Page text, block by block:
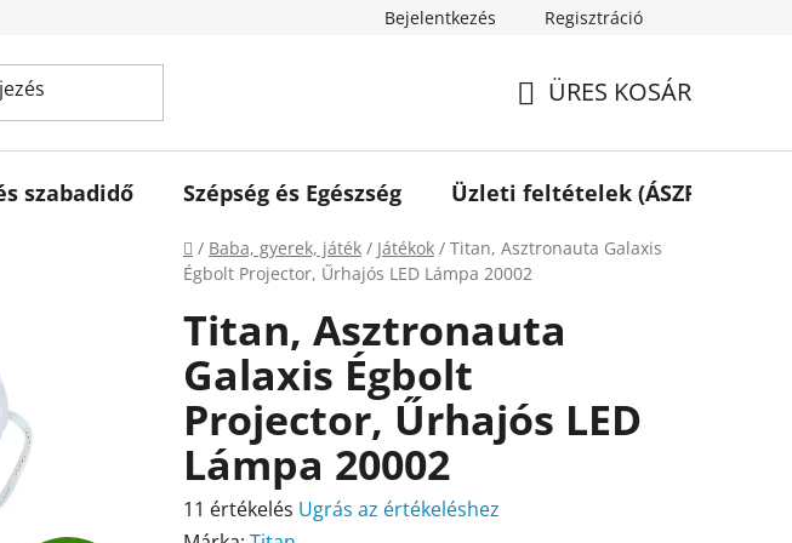
értékelése Bejelentkezés Regisztráció
ÜRES KOSÁR
szabadidő Szépség és Egészség Üzleti feltételek (ÁSZF)
Kezdőlap
/ Baba, gyerek, játék / Játékok / Titan, Asztronauta Galaxis
Égbolt Projector, Űrhajós LED Lámpa 20002
Titan, Asztronauta
Galaxis Égbolt
Projector, Űrhajós LED
Lámpa 20002
A
11 értékelés Ugrás az értékeléshez